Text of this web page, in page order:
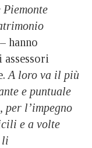
– hanno
A loro va il più
e puntuale
l’impegno
e a volte
li